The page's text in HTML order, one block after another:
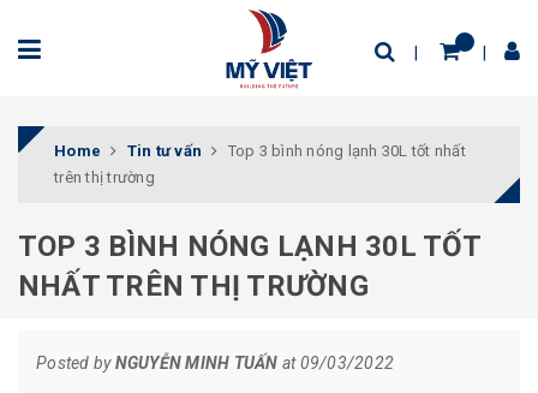
Home Tin tư vấn
Top 3 bình nóng lạnh 30L tốt nhất
trên thị trường
TOP 3 BÌNH NÓNG LẠNH 30L TỐT
NHẤT TRÊN THỊ TRƯỜNG
Posted byNGUYỄN MINH TUẤN at 09/03/2022